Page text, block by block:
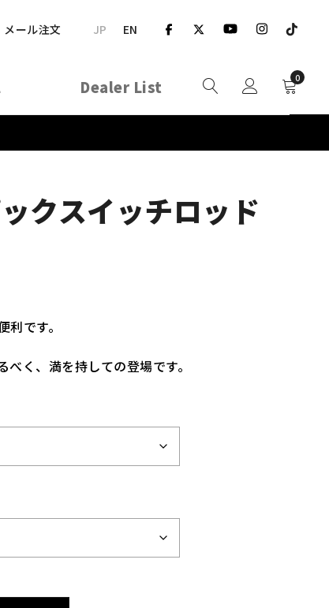
メール注文 JP EN
Dealer List 0
クスイッチロッド
です。
べく、満を持しての登場です。